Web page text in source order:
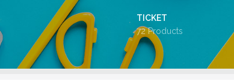
TICKET
72 Products